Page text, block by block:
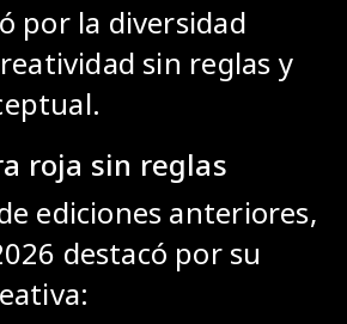
por la diversidad
sin reglas y
roja sin reglas
ediciones anteriores,
destacó por su